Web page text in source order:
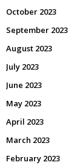
October 2023
September 2023
August 2023
July 2023
June 2023
May 2023
April 2023
March 2023
February 2023